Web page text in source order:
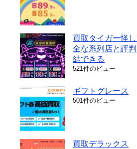
買取タイガー怪
全な系列店と評
結できる
521件のビュー
ギフトグレース
501件のビュー
買取デラックス